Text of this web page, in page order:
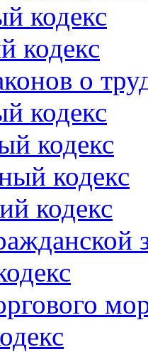
кодекс
кодекс
о
кодекс
кодекс
кодекс
кодекс